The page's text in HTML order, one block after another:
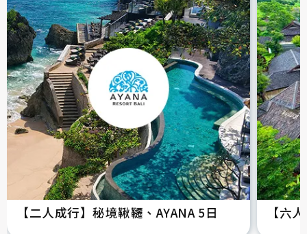
【二人成行】秘境鞦韆、AYANA 5日 【六